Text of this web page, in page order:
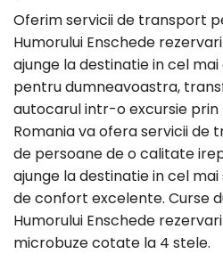
Oferim servicii de transport
Humorului Enschede
ajunge la destinatie in cel
pentru dumneavoastra,
autocarul intr-o excursie prin
Romania va ofera servicii
de persoane de o calitate
ajunge la destinatie in cel
de confort excelente. Curse
Humorului Enschede
microbuze cotate la 4 stele.